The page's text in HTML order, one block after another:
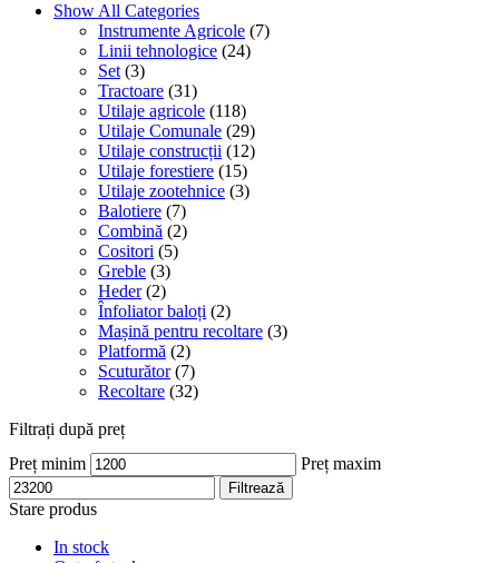
Show All Categories
Instrumente Agricole (7)
Linii tehnologice (24)
Set (3)
Tractoare (31)
Utilaje agricole (118)
Utilaje Comunale (29)
Utilaje construcții (12)
Utilaje forestiere (15)
Utilaje zootehnice (3)
Balotiere (7)
Combină (2)
Cositori (5)
Greble (3)
Heder (2)
Înfoliator baloți (2)
Mașină pentru recoltare (3)
Platformă (2)
Scuturător (7)
Recoltare (32)
Filtrați după preț
Preț minim
Preț maxim
Filtrează
Stare produs
In stock